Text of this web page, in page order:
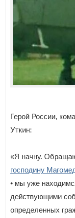
Герой России,
Уткин:
«Я начну.
господину
• мы уже
действующими
определенных